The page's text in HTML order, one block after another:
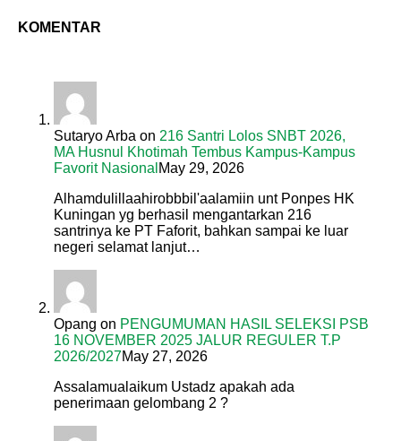
KOMENTAR
Sutaryo Arba on 216 Santri Lolos SNBT 2026,
MA Husnul Khotimah Tembus Kampus-Kampus
Favorit Nasional May 29, 2026
Alhamdulillaahirobbbil'aalamiin unt Ponpes HK
Kuningan yg berhasil mengantarkan 216
santrinya ke PT Faforit, bahkan sampai ke luar
negeri selamat lanjut…
Opang on PENGUMUMAN HASIL SELEKSI PSB
16 NOVEMBER 2025 JALUR REGULER T.P
2026/2027May 27, 2026
Assalamualaikum Ustadz apakah ada
penerimaan gelombang 2 ?